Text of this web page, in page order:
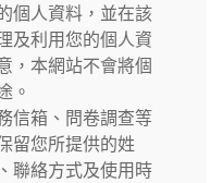
個人資料，並在該
及利用您的個人資
，本網站不會將個
。
信箱、問卷調查等
留您所提供的姓
聯絡方式及使用時